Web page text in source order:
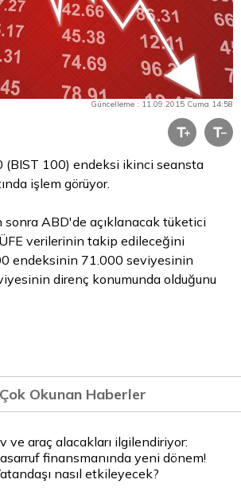
Güncelleme : 11.09.2015 Cuma 14:58
(BIST 100) endeksi ikinci seansta
işlem görüyor.
ABD'de açıklanacak tüketici
verilerinin takip edileceğini
endeksinin 71.000 seviyesinin
direnç konumunda olduğunu
Okunan Haberler
ve araç alacakları ilgilendiriyor:
finansmanında yeni dönem!
nasıl etkileyecek?